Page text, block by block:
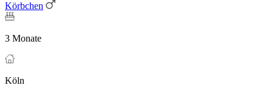
Körbchen
3 Monate
Köln